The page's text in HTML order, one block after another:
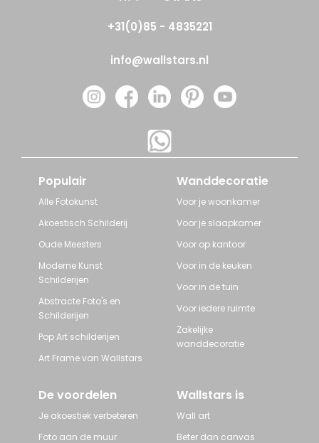
+31(0)85 - 4835221
info@wallstars.nl
Populair
Alle Fotokunst
Akoestisch Schilderij
Oude Meesters
Moderne Kunst
Schilderijen
Abstracte Foto's en
Schilderijen
Pop Art schilderijen
Art Frame van Wallstars
Wanddecoratie
Voor je woonkamer
Voor je slaapkamer
Voor op kantoor
Voor in de keuken
Voor in de tuin
Voor iedere ruimte
Zakelijke
wanddecoratie
De voordelen
Je akoestiek verbeteren
Foto aan de muur
Wallstars is
Wall art
Beter dan canvas